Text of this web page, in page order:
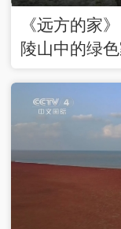
《远方的家
陵山中的绿